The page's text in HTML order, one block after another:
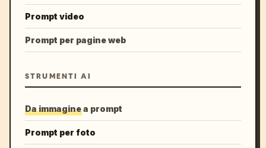
Prompt video
Prompt per pagine web
STRUMENTI AI
Da immagine a prompt
Prompt per foto